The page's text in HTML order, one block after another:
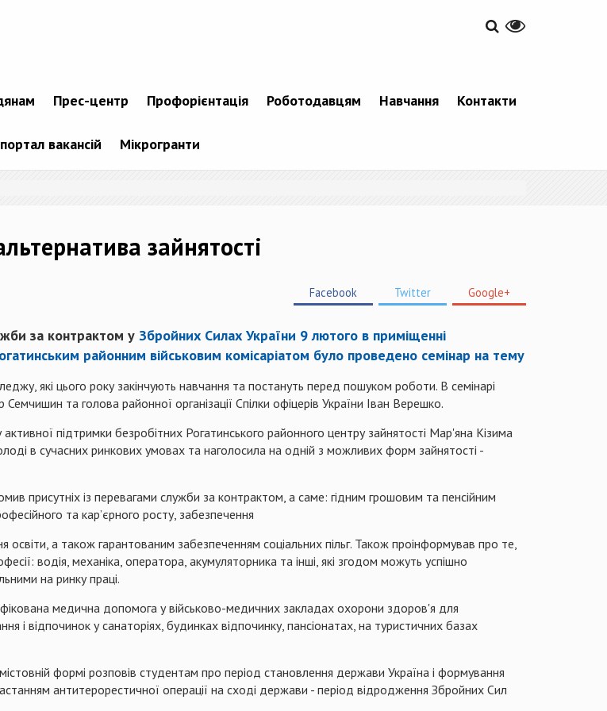
Прес-центр Профорієнтація Роботодавцям Навчання Контакти
вакансій Мікрогранти
зайнятості
Facebook Twitter Google+
за контрактом у Збройних Силах України 9 лютого в приміщенні
районним військовим комісаріатом було проведено семінар на тему
які цього року закінчують навчання та постануть перед пошуком роботи. В семінарі
Семчишин та голова районної організації Спілки офіцерів України Іван Верешко.
підтримки безробітних Рогатинського районного центру зайнятості Мар'яна Кізима
в сучасних ринкових умовах та наголосила на одній з можливих форм зайнятості -
присутніх із перевагами служби за контрактом, а саме: гідним грошовим та пенсійним
та кар’єрного росту, забезпечення
а також гарантованим забезпеченням соціальних пільг. Також проінформував про те,
водія, механіка, оператора, акумуляторника та інші, які згодом можуть успішно
на ринку праці.
медична допомога у військово-медичних закладах охорони здоров'я для
і відпочинок у санаторіях, будинках відпочинку, пансіонатах, на туристичних базах
формі розповів студентам про період становлення держави Україна і формування
антитерорестичної операції на сході держави - період відродження Збройних Сил